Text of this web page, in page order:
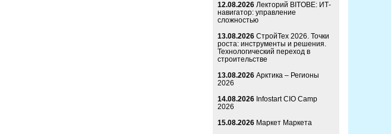
12.08.2026 Лекторий BITOBE: ИТ-
навигатор: управление
сложностью
13.08.2026 СтройТех 2026. Точки
роста: инструменты и решения.
Технологический переход в
строительстве
13.08.2026 Арктика – Регионы
2026
14.08.2026 Infostart CIO Camp
2026
15.08.2026 Маркет Маркета